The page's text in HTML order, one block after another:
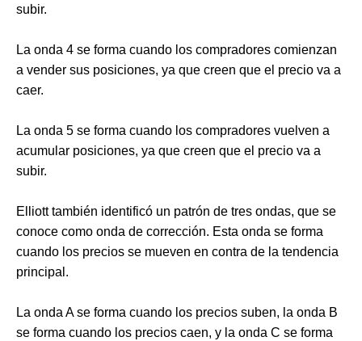
subir.
La onda 4 se forma cuando los compradores comienzan
a vender sus posiciones, ya que creen que el precio va a
caer.
La onda 5 se forma cuando los compradores vuelven a
acumular posiciones, ya que creen que el precio va a
subir.
Elliott también identificó un patrón de tres ondas, que se
conoce como onda de corrección. Esta onda se forma
cuando los precios se mueven en contra de la tendencia
principal.
La onda A se forma cuando los precios suben, la onda B
se forma cuando los precios caen, y la onda C se forma